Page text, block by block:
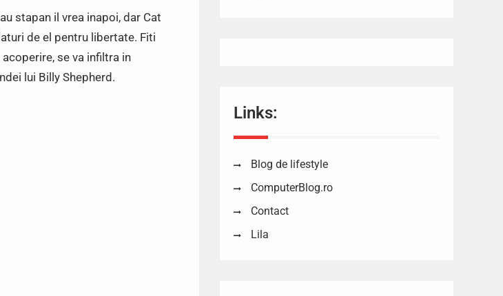
stapan il vrea inapoi, dar Cat
de el pentru libertate. Fiti
se va infiltra in
lui Billy Shepherd.
Links:
Blog de lifestyle
ComputerBlog.ro
Contact
Lila